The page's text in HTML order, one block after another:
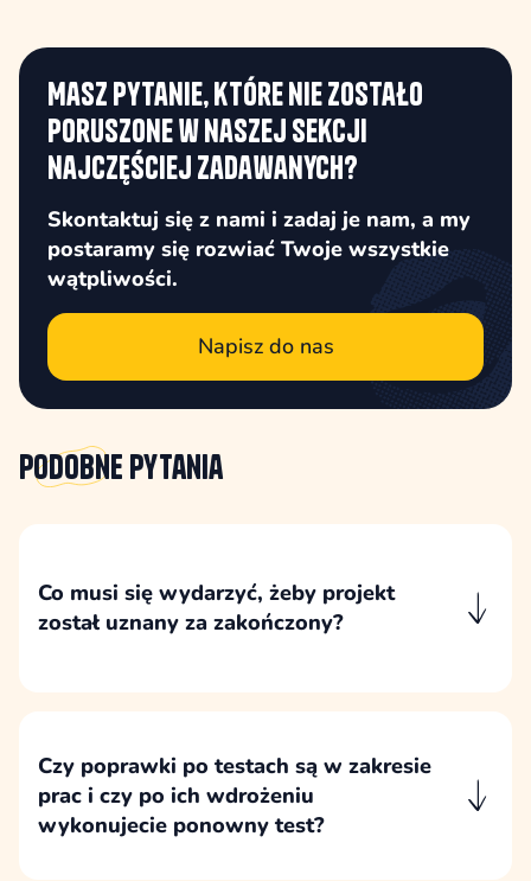
Masz pytanie, które nie zostało
poruszone w naszej sekcji
najczęściej zadawanych?
Skontaktuj się z nami i zadaj je nam, a my
postaramy się rozwiać Twoje wszystkie
wątpliwości.
Napisz do nas
Podobne pytania
Co musi się wydarzyć, żeby projekt
został uznany za zakończony?
klienta.
Czy poprawki po testach są w zakresie
prac i czy po ich wdrożeniu
wykonujecie ponowny test?